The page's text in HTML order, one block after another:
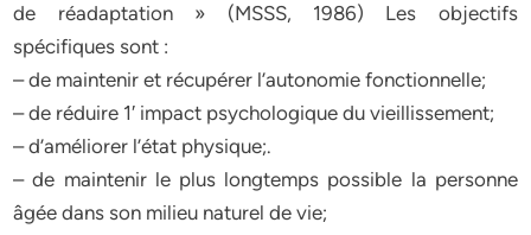
de réadaptation » (MSSS, 1986) Les objectifs
spécifiques sont :
– de maintenir et récupérer l’autonomie fonctionnelle;
– de réduire 1′ impact psychologique du vieillissement;
– d’améliorer l’état physique;.
– de maintenir le plus longtemps possible la personne
âgée dans son milieu naturel de vie;